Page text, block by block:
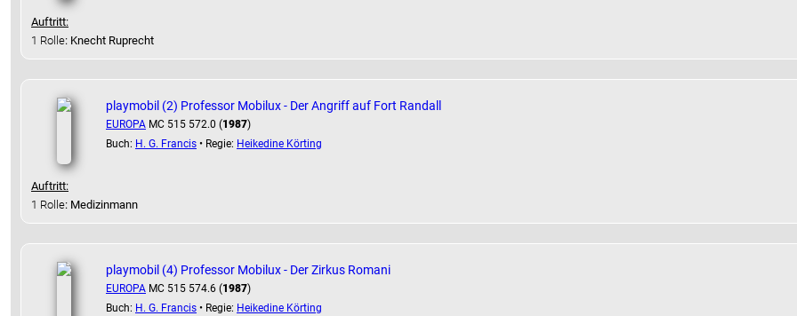
Auftritt:
1 Rolle: Knecht Ruprecht
playmobil (2) Professor Mobilux - Der Angriff auf Fort Randall
EUROPA MC 515 572.0 (1987)
Buch: H. G. Francis • Regie: Heikedine Körting
Auftritt:
1 Rolle: Medizinmann
playmobil (4) Professor Mobilux - Der Zirkus Romani
EUROPA MC 515 574.6 (1987)
Buch: H. G. Francis • Regie: Heikedine Körting